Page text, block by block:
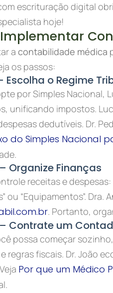
escrituração digital
hoje!
a contabilidade médica
os passos:
Escolha o Regime
por Simples Nacional,
unificando impostos.
dedutíveis. Dr.
do Simples Nacional
Organize Finanças
receitas e
ou “Equipamentos”.
. Portanto,
Contrate um
possa começar
regras fiscais. Dr. João
Por que um Médico